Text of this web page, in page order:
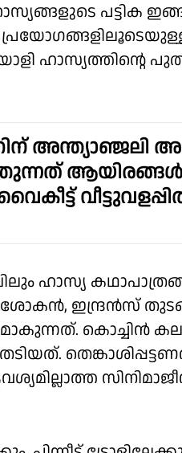
പട്ടിക
ഹാസ്യത്തിൻ്റെ
അന്ത്യാഞ്ജലി
ഹാസ്യ
ഇന്ദ്രൻസ്
കൊച്ചിൻ